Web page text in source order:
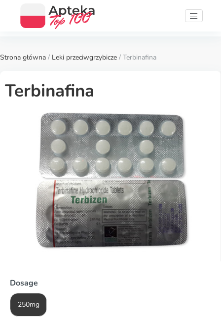
Strona główna / Leki przeciwgrzybicze / Terbinafina
Terbinafina
Dosage
250mg